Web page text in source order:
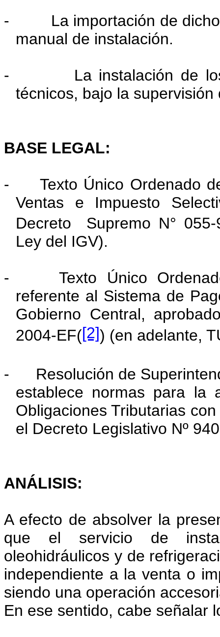
-
La importación de
manual de instalación.
-
La instalación de
técnicos, bajo la supervisión
BASE LEGAL:
- Texto Único Ordenado
Ventas e Impuesto
Decreto Supremo N° 055-
Ley del IGV).
- Texto Único Ordenado
referente al Sistema de
Gobierno Central,
2004-EF([2]) (en adelante,
- Resolución de
establece normas para la
Obligaciones Tributarias
el Decreto Legislativo Nº
ANÁLISIS:
A efecto de absolver la
que el servicio de
oleohidráulicos y de
independiente a la venta o
siendo una operación
En ese sentido, cabe señalar